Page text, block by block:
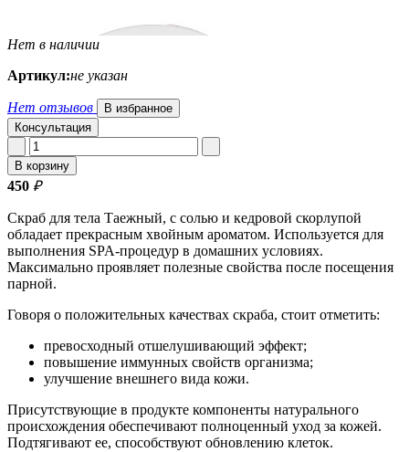
Нет в наличии
Артикул:не указан
Нет отзывов
В избранное
Консультация
В корзину
450 ₽
Скраб для тела Таежный, с солью и кедровой скорлупой
обладает прекрасным хвойным ароматом. Используется для
выполнения SPA-процедур в домашних условиях.
Максимально проявляет полезные свойства после посещения
парной.
Говоря о положительных качествах скраба, стоит отметить:
превосходный отшелушивающий эффект;
повышение иммунных свойств организма;
улучшение внешнего вида кожи.
Присутствующие в продукте компоненты натурального
происхождения обеспечивают полноценный уход за кожей.
Подтягивают ее, способствуют обновлению клеток.